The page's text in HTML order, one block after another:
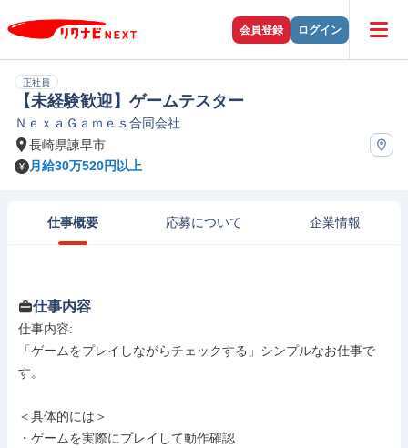
会員登録 ログイン
正社員
【未経験歓迎】ゲームテスター
ＮｅｘａＧａｍｅｓ合同会社
長崎県諫早市
月給30万520円以上
仕事概要 応募について 企業情報
仕事内容
仕事内容:
「ゲームをプレイしながらチェックする」シンプルなお仕事で
す。
＜具体的には＞
・ゲームを実際にプレイして動作確認